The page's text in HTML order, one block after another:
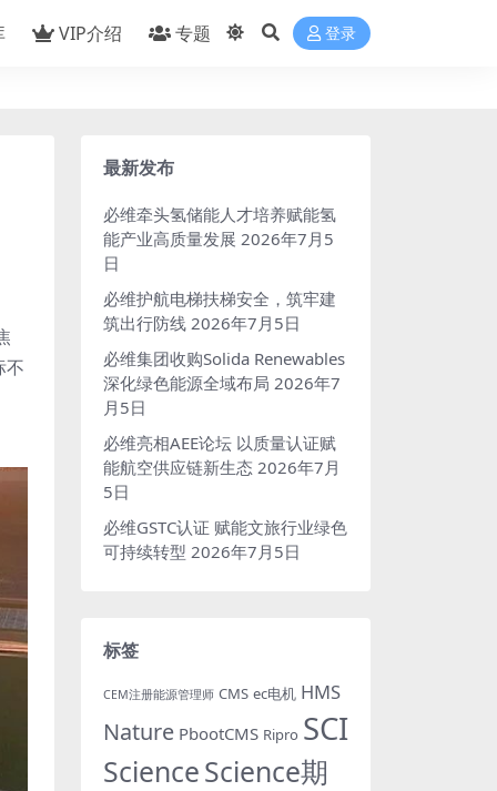
VIP介绍 专题 登录
不
最新发布
必维牵头氢储能人才培养赋能氢
能产业高质量发展 2026年7月5
日
必维护航电梯扶梯安全，筑牢建
筑出行防线 2026年7月5日
必维集团收购Solida Renewables
深化绿色能源全域布局 2026年7
月5日
必维亮相AEE论坛 以质量认证赋
能航空供应链新生态 2026年7月
5日
必维GSTC认证 赋能文旅行业绿色
可持续转型 2026年7月5日
标签
CEM注册能源管理师 CMS ec电机 HMS
Nature PbootCMS Ripro SCI
ScienceScience期